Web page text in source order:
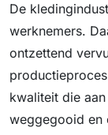
De
werknemers.
ontzettend
kwaliteit die
weggegooid en